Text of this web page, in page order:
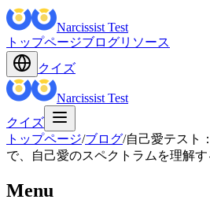
Narcissist Test
トップページブログリソース
クイズ
Narcissist Test
クイズ
トップページ/ブログ/自己愛テスト
で、自己愛のスペクトラムを理解す
Menu